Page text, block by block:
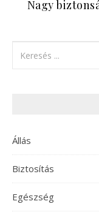
Nagy
Állás
Biztosítás
Egészség